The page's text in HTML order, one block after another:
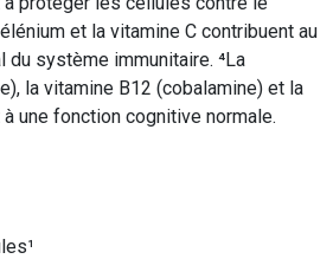
et la vitamine C contribuent au
du système immunitaire. ⁴La
la vitamine B12 (cobalamine) et la
une fonction cognitive normale.